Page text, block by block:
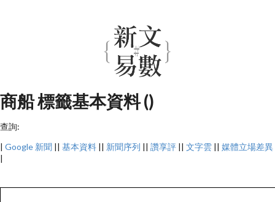
商船 標籤基本資料 ()
查詢:
| Google 新聞 || 基本資料 || 新聞序列 || 讚享評 || 文字雲 || 媒體立場差異
|